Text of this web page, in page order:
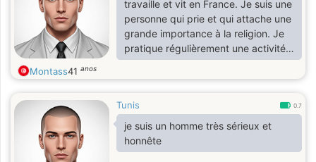
travaille et vit en France. Je suis une
personne qui prie et qui attache une
grande importance à la religion. Je
pratique régulièrement une activité
sportive (badminton). J'adore
voyager à l'autre bout du monde
motard et j'aime bien faire des
grandes balades en moto
Montass41 anos
Tunis 0.7
je suis un homme très sérieux et
honnête